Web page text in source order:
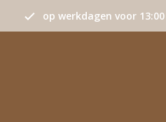
op werkdagen voor